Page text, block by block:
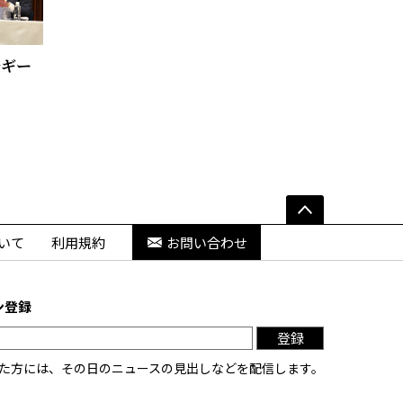
ー
て 利用規約 お問い合わせ
登録
登録
方には、その日のニュースの見出しなどを配信します。